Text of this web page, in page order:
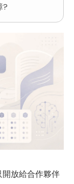
?
放給合作夥伴